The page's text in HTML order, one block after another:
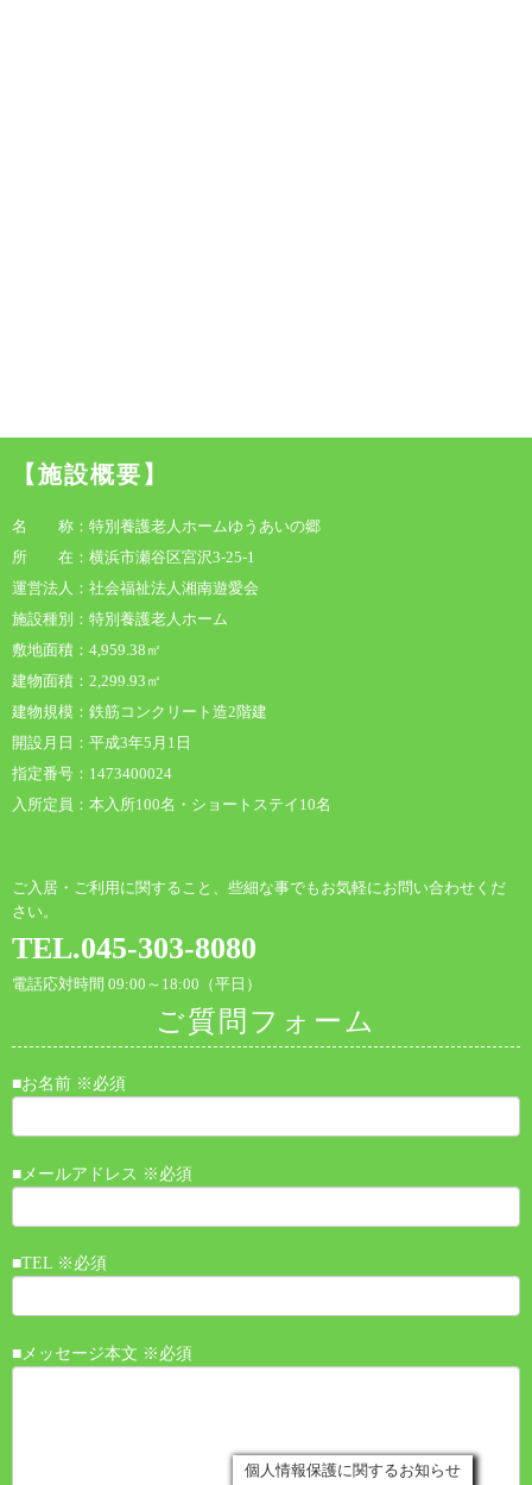
【施設概要】
名 称：特別養護老人ホームゆうあいの郷
所 在：横浜市瀬谷区宮沢3-25-1
運営法人：社会福祉法人湘南遊愛会
施設種別：特別養護老人ホーム
敷地面積：4,959.38㎡
建物面積：2,299.93㎡
建物規模：鉄筋コンクリート造2階建
開設月日：平成3年5月1日
指定番号：1473400024
入所定員：本入所100名・ショートステイ10名
ご入居・ご利用に関すること、些細な事でもお気軽にお問い合わせくだ
さい。
TEL.045-303-8080
電話応対時間 09:00～18:00（平日）
ご質問フォーム
■お名前 ※必須
■メールアドレス ※必須
■TEL ※必須
■メッセージ本文 ※必須
個人情報保護に関するお知らせ